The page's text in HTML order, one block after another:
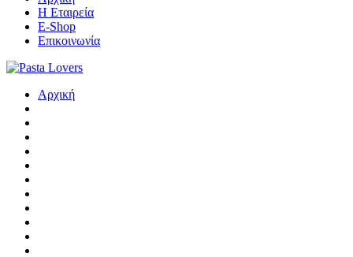
Η Εταιρεία
E-Shop
Επικοινωνία
Αρχική